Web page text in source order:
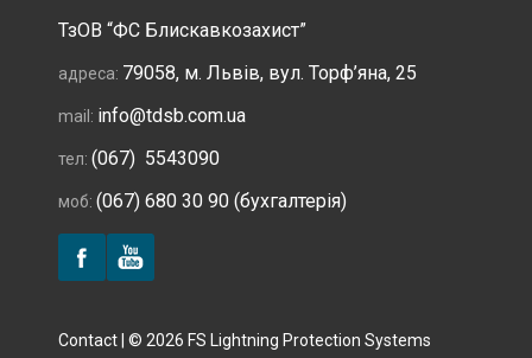
ТзОВ “ФС Блискавкозахист”
адреса: 79058, м. Львів, вул. Торф’яна, 25
mail: info@tdsb.com.ua
тел: (067) 5543090
моб: (067) 680 30 90 (бухгалтерія)
Contact | © 2026 FS Lightning Protection Systems